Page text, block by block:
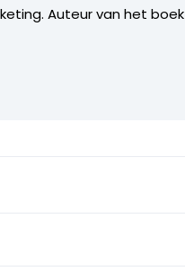
Auteur van het boek